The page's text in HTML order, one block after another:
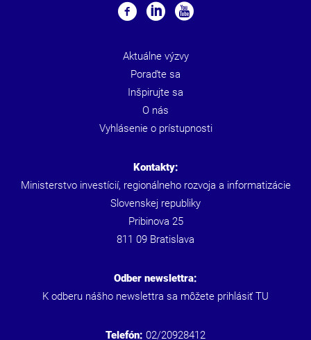
Aktuálne výzvy
Poraďte sa
Inšpirujte sa
O nás
Vyhlásenie o prístupnosti
Kontakty:
Ministerstvo investícií, regionálneho rozvoja a informatizácie
Slovenskej republiky
Pribinova 25
811 09 Bratislava
Odber newslettra:
K odberu nášho newslettra sa môžete prihlásiť TU
Telefón: 02/20928412